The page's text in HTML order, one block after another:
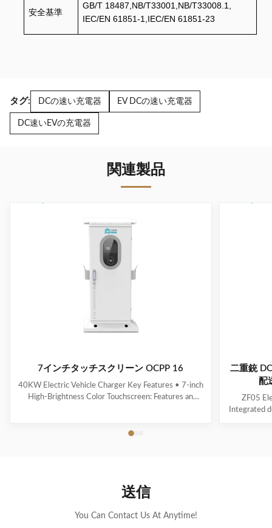
安全基準
GB/T 18487,NB/T33001,NB/T33008.1,
IEC/EN 61851-1,IEC/EN 61851-23
タグ: DCの速い充電器 EV DCの速い充電器
DC速いEVの充電器
関連製品
7インチタッチスクリーン OCPP 16
40KW Electric Vehicle Charger Key Features • 7-inch
High-Brightness Color Touchscreen: Features an
Effectively minimizes energy loss, contributing to
二重銃
配
ZF05
Integrated
送信
You Can Contact Us At Anytime!